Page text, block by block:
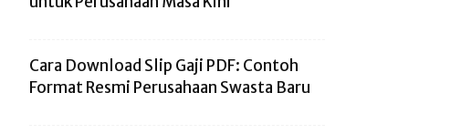
Cara Download Slip Gaji PDF: Contoh
Format Resmi Perusahaan Swasta Baru